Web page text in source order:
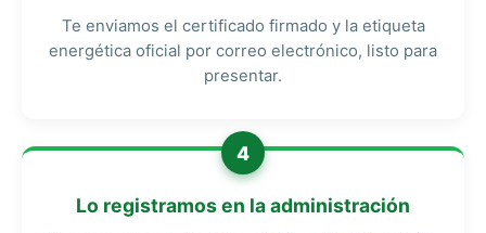
Te enviamos el certificado firmado y la etiqueta
energética oficial por correo electrónico, listo para
presentar.
4
Lo registramos en la administración